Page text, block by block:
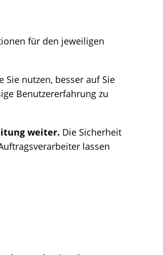
für den jeweiligen
Sie nutzen, besser auf Sie
Benutzererfahrung zu
weiter. Die Sicherheit
lassen